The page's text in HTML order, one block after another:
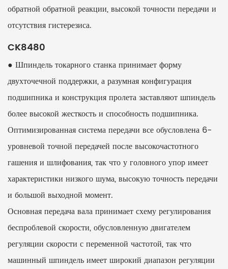
обратной обратной реакции, высокой точности передачи и
отсутствия гистерезиса.
CK8480
● Шпиндель токарного станка принимает форму
двухточечной поддержки, а разумная конфигурация
подшипника и конструкция пролета заставляют шпиндель
более высокой жесткость и способность подшипника.
Оптимизированная система передачи все обусловлена ​​6-
уровневой точной передачей после высокочастотного
гашения и шлифования, так что у головного упор имеет
характеристики низкого шума, высокую точность передачи
и большой выходной момент.
Основная передача вала принимает схему регулирования
беспроблевой скорости, обусловленную двигателем
регуляции скорости с переменной частотой, так что
машинный шпиндель имеет широкий диапазон регуляции